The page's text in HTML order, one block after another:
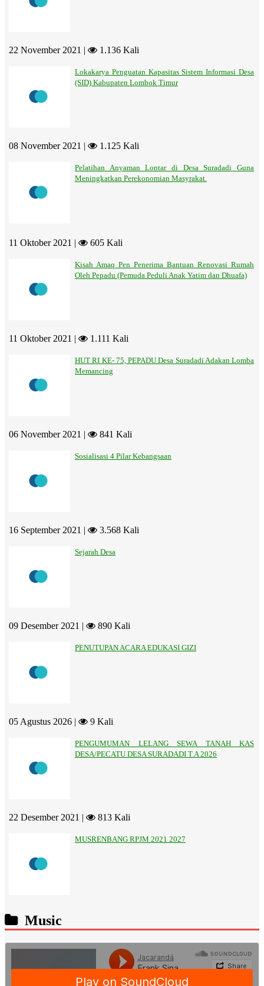
22 November 2021 | 1.136 Kali
Lokakarya Penguatan Kapasitas Sistem Informasi Desa
(SID) Kabupaten Lombok Timur
08 November 2021 | 1.125 Kali
Pelatihan Anyaman Lontar di Desa Suradadi Guna
Meningkatkan Perekonomian Masyrakat.
11 Oktober 2021 | 605 Kali
Kisah Amaq Pen Penerima Bantuan Renovasi Rumah
Oleh Pepadu (Pemuda Peduli Anak Yatim dan Dhuafa)
11 Oktober 2021 | 1.111 Kali
HUT RI KE- 75, PEPADU Desa Suradadi Adakan Lomba
Memancing
06 November 2021 | 841 Kali
Sosialisasi 4 Pilar Kebangsaan
16 September 2021 | 3.568 Kali
Sejarah Desa
09 Desember 2021 | 890 Kali
PENUTUPAN ACARA EDUKASI GIZI
05 Agustus 2026 | 9 Kali
PENGUMUMAN LELANG SEWA TANAH KAS
DESA/PECATU DESA SURADADI T.A 2026
22 Desember 2021 | 813 Kali
MUSRENBANG RPJM 2021 2027
Music